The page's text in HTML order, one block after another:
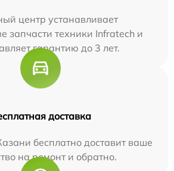
центр устанавливает
запчасти техники Infratech и
гарантию до 3 лет.
доставка
бесплатно доставит ваше
на ремонт и обратно.